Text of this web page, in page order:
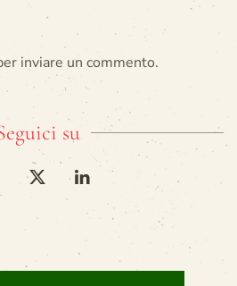
inviare un commento.
su